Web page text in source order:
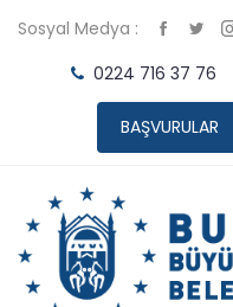
Sosyal Medya :
0224 716 37 76
BAŞVURULAR